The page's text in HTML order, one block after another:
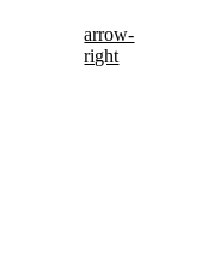
arrow-
right